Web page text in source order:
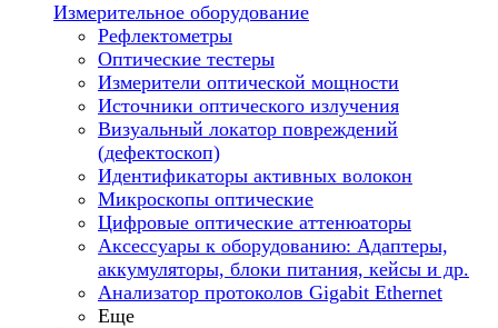
Измерительное оборудование
Рефлектометры
Оптические тестеры
Измерители оптической мощности
Источники оптического излучения
Визуальный локатор повреждений
(дефектоскоп)
Идентификаторы активных волокон
Микроскопы оптические
Цифровые оптические аттенюаторы
Аксессуары к оборудованию: Адаптеры,
аккумуляторы, блоки питания, кейсы и др.
Анализатор протоколов Gigabit Ethernet
Еще